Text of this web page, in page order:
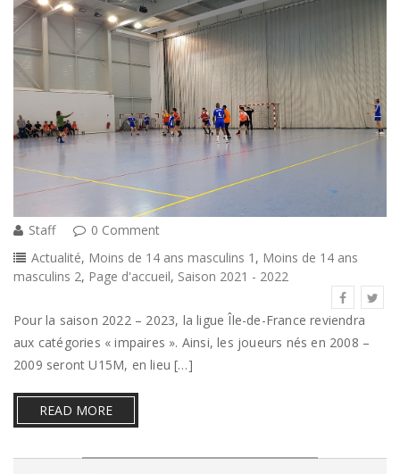
Staff
0 Comment
Actualité, Moins de 14 ans masculins 1 , Moins de 14 ans
masculins 2, Page d'accueil, Saison 2021 - 2022
Pour la saison 2022 – 2023, la ligue Île-de-France reviendra
aux catégories « impaires ». Ainsi, les joueurs nés en 2008 –
2009 seront U15M, en lieu […]
READ MORE